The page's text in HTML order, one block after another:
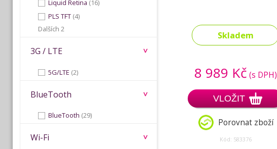
Skladem
8 989 Kč (s DPH)
VLOŽIT
Porovnat zboží
Kód: 583376
Liquid Retina (16)
PLS TFT (4)
Dalších 2
3G / LTE
5G/LTE (2)
BlueTooth
BlueTooth (29)
Wi-Fi